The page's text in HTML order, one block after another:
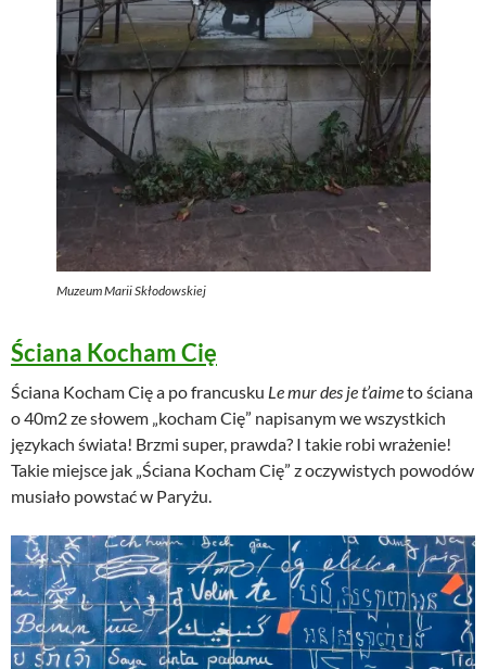
Muzeum Marii Skłodowskiej
Ściana Kocham Cię
Ściana Kocham Cię a po francusku Le mur des je t’aimeto ściana
o 40m2 ze słowem „kocham Cię” napisanym we wszystkich
językach świata! Brzmi super, prawda? I takie robi wrażenie!
Takie miejsce jak „Ściana Kocham Cię” z oczywistych powodów
musiało powstać w Paryżu.